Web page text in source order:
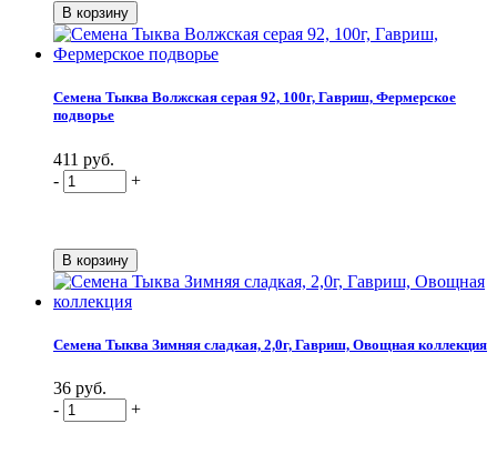
Семена Тыква Волжская серая 92, 100г, Гавриш, Фермерское
подворье
411 руб.
-
+
Семена Тыква Зимняя сладкая, 2,0г, Гавриш, Овощная коллекция
36 руб.
-
+